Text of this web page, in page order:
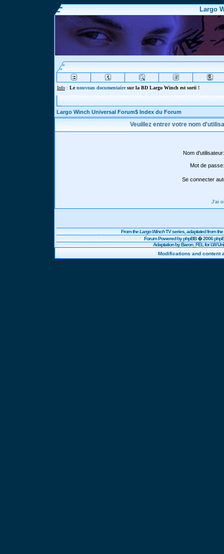
Largo
Info : Lenouveau documentairesur la BD Largo Winch est sorti !
Largo Winch Universal Forum$ Index du Forum
Veuillez entrer votre nom
Nom d'utilisateur:
Mot de passe:
Se connecter
J'ai
From theLargo WinchTV series, adaptated from
Forum Powered byphpBB� 2006
Adaptation by Baron_FEL for LW
Modifications and content